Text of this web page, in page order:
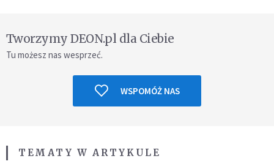
Tworzymy DEON.pl dla Ciebie
Tu możesz nas wesprzeć.
WSPOMÓŻ NAS
TEMATY W ARTYKULE